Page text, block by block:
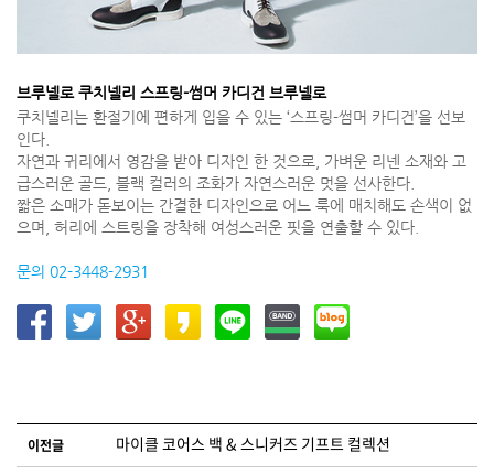
브루넬로 쿠치넬리 스프링-썸머 카디건 브루넬로
쿠치넬리는 환절기에 편하게 입을 수 있는 ‘스프링-썸머 카디건’을 선보
인다.
자연과 귀리에서 영감을 받아 디자인 한 것으로, 가벼운 리넨 소재와 고
급스러운 골드, 블랙 컬러의 조화가 자연스러운 멋을 선사한다.
짧은 소매가 돋보이는 간결한 디자인으로 어느 룩에 매치해도 손색이 없
으며, 허리에 스트링을 장착해 여성스러운 핏을 연출할 수 있다.
문의 02-3448-2931
글 네비게이션
이전글 마이클 코어스 백 & 스니커즈 기프트 컬렉션